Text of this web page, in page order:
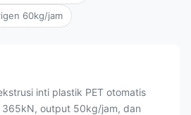
60kg/jam
inti plastik PET otomatis
output 50kg/jam, dan